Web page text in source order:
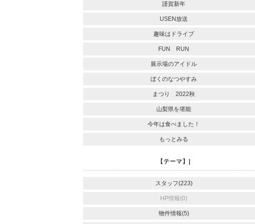
謹賀新年
USEN放送
趣味はドライブ
FUN RUN
展示場のアイドル
ぼくのなつやすみ
まつり 2022秋
山梨県を堪能
今年は食べました！
もっとみる
【テーマ】|
スタッフ(223)
HP情報(0)
物件情報(5)